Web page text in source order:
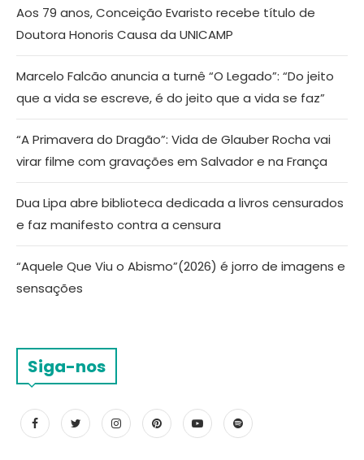
Aos 79 anos, Conceição Evaristo recebe título de
Doutora Honoris Causa da UNICAMP
Marcelo Falcão anuncia a turnê “O Legado”: “Do jeito
que a vida se escreve, é do jeito que a vida se faz”
“A Primavera do Dragão”: Vida de Glauber Rocha vai
virar filme com gravações em Salvador e na França
Dua Lipa abre biblioteca dedicada a livros censurados
e faz manifesto contra a censura
“Aquele Que Viu o Abismo”(2026) é jorro de imagens e
sensações
Siga-nos